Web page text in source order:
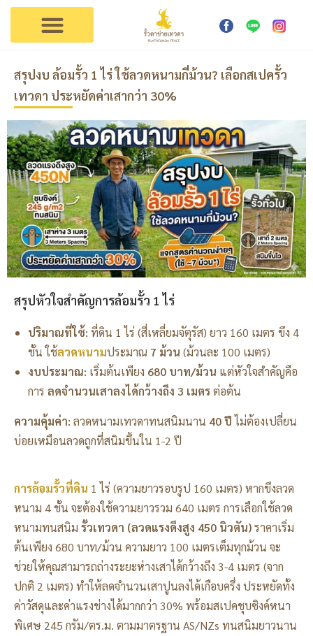
สรุปงบ ล้อมรั้ว 1 ไร่ ใช้ลวดหนามกี่ม้วน? เลือกสเปครั้ว
เทวดา ประหยัดค่าเสากว่า 30%
สรุปหัวใจสำคัญการล้อมรั้ว 1 ไร่
ปริมาณที่ใช้: ที่ดิน 1 ไร่ (สี่เหลี่ยมจัตุรัส) ยาว 160 เมตร ขึง 4
ชั้น ใช้ลวดหนามประมาณ 7 ม้วน (ม้วนละ 100 เมตร)
งบประมาณ: เริ่มต้นเพียง 680 บาท/ม้วน แต่หัวใจสำคัญคือ
การ ลดจำนวนเสาลงได้กว้างถึง 3 เมตรต่อต้น
ความคุ้มค่า: ลวดหนามเทวดาทนสนิมนาน 40 ปีไม่ต้องเปลี่ยน
บ่อยเหมือนลวดถูกที่สนิมขึ้นใน 1-2 ปี
การล้อมรั้วที่ดิน 1 ไร่ (ความยาวรอบรูป 160 เมตร) หากขึงลวด
หนาม 4 ชั้น จะต้องใช้ความยาวรวม 640 เมตร การเลือกใช้ลวด
หนามทนสนิม รั้วเทวดา (ลวดแรงดึงสูง 450 นิวตัน)ราคาเริ่ม
ต้นเพียง 680 บาท/ม้วน ความยาว 100 เมตรเต็มทุกม้วน จะ
ช่วยให้คุณสามารถถ่างระยะห่างเสาได้กว้างถึง 3-4 เมตร (จาก
ปกติ 2 เมตร) ทำให้ลดจำนวนเสาปูนลงได้เกือบครึ่ง ประหยัดทั้ง
ค่าวัสดุและค่าแรงช่างได้มากกว่า 30% พร้อมสเปคชุบซิงค์หนา
พิเศษ 245 กรัม/ตร.ม. ตามมาตรฐาน AS/NZs ทนสนิมยาวนาน